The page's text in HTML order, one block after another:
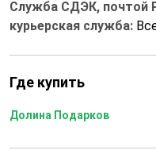
Служба СДЭК, почтой
курьерская служба:
Где купить
Долина Подарков